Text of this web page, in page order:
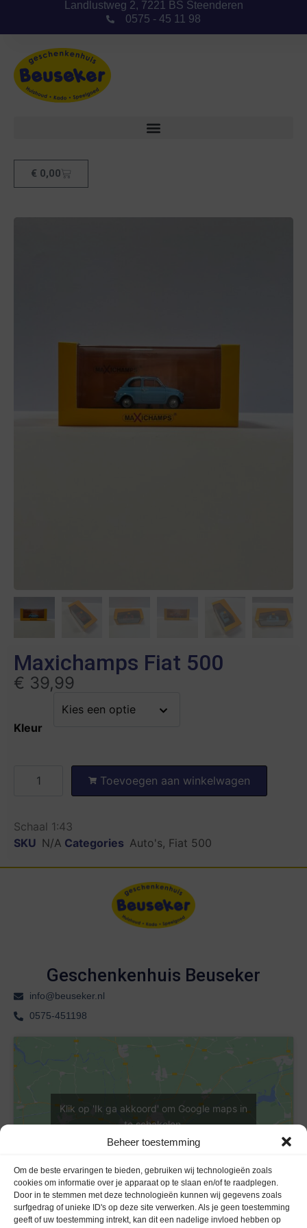
Beheer toestemming
Om de beste ervaringen te bieden, gebruiken wij technologieën zoals
cookies om informatie over je apparaat op te slaan en/of te raadplegen.
Door in te stemmen met deze technologieën kunnen wij gegevens zoals
surfgedrag of unieke ID's op deze site verwerken. Als je geen toestemming
geeft of uw toestemming intrekt, kan dit een nadelige invloed hebben op
Landlustweg 2, 7221 BS Steenderen
0575 - 45 11 98
€ 0,00
Maxichamps Fiat 500
€ 39,99
Kleur
Toevoegen aan winkelwagen
Schaal 1:43
SKU N/A Categories Auto's, Fiat 500
Geschenkenhuis Beuseker
info@beuseker.nl
0575-451198
Klik op 'Ik ga akkoord' om Google maps in
te schakelen
Cookieverklaring
Ik ga akkoord